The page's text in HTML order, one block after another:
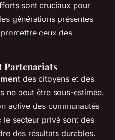
sont cruciaux pour
générations présentes
ceux des
Partenariats
des citoyens et des
ne peut être sous-estimée.
active des communautés
secteur privé sont des
des résultats durables.